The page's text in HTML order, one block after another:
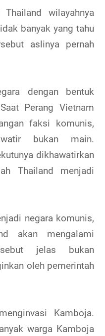
wilayahnya
banyak yang tahu
aslinya pernah
dengan bentuk
Perang Vietnam
faksi komunis,
bukan main.
dikhawatirkan
Thailand menjadi
negara komunis,
akan mengalami
jelas bukan
oleh pemerintah
Kamboja.
warga Kamboja